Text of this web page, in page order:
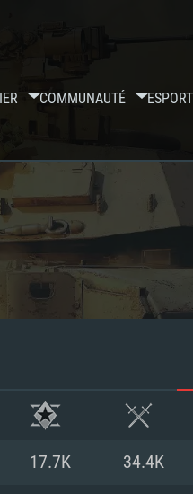
COMMUNAUTÉ
17.7K 34.4K